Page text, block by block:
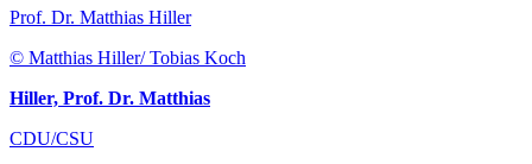
Prof. Dr. Matthias Hiller
© Matthias Hiller/ Tobias Koch
Hiller, Prof. Dr. Matthias
CDU/CSU